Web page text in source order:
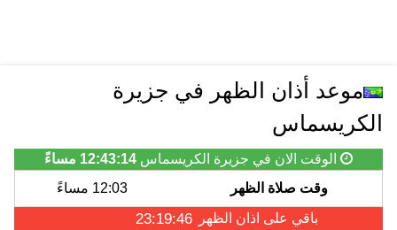
موعد أذان الظهر في جزيرة
الكريسماس
الوقت الان في جزيرة الكريسماس 12:43:14 مساءً
وقت صلاة الظهر
12:03 مساءً
باقي على اذان الظهر 23:19:46